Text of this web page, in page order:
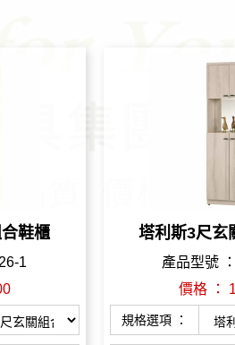
鞋櫃
1
塔利斯3尺玄
產品型號
價格 ：
規格選項 ：